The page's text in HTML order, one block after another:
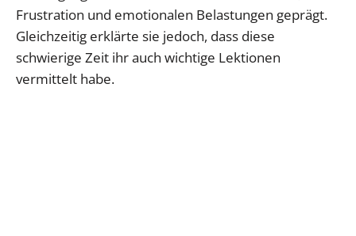
Frustration und emotionalen Belastungen geprägt.
Gleichzeitig erklärte sie jedoch, dass diese
schwierige Zeit ihr auch wichtige Lektionen
vermittelt habe.